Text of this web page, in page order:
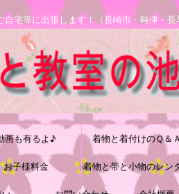
宅等に出張します！（長崎市・時津・
画も有るよ♪ 着物と着付けのＱ＆Ａ
お子様料金 着物と帯と小物のレン